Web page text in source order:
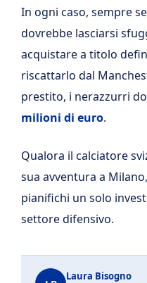
In ogni caso, sempre
dovrebbe lasciarsi
acquistare a titolo
riscattarlo dal
prestito, i nerazzurri
milioni di euro.
Qualora il calciatore
sua avventura a
pianifichi un solo
settore difensivo.
Laura Bisogno